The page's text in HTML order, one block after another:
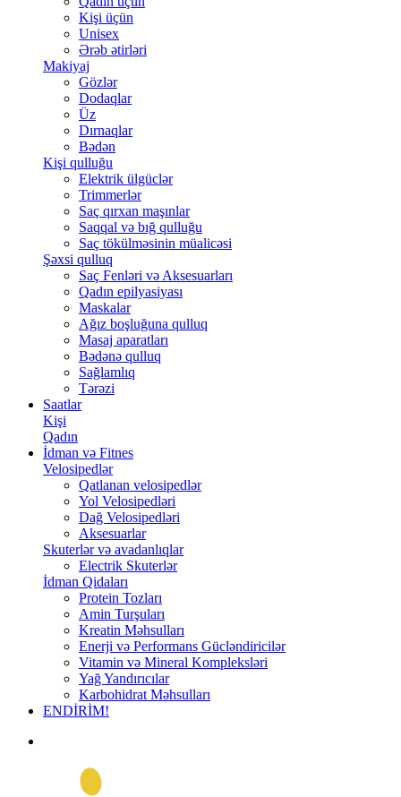
Kişi üçün
Unisex
Ərəb ətirləri
Makiyaj
Gözlər
Dodaqlar
Üz
Dırnaqlar
Bədən
Kişi qulluğu
Elektrik ülgüclər
Trimmerlər
Saç qırxan maşınlar
Saqqal və bığ qulluğu
Saç tökülməsinin müalicəsi
Şəxsi qulluq
Saç Fenləri və Aksesuarları
Qadın epilyasiyası
Maskalar
Ağız boşluğuna qulluq
Masaj aparatları
Bədənə qulluq
Sağlamlıq
Tərəzi
Saatlar
Kişi
Qadın
İdman və Fitnes
Velosipedlər
Qatlanan velosipedlər
Yol Velosipedləri
Dağ Velosipedləri
Aksesuarlar
Skuterlər və avadanlıqlar
Electrik Skuterlər
İdman Qidaları
Protein Tozları
Amin Turşuları
Kreatin Məhsulları
Enerji və Performans Gücləndiricilər
Vitamin və Mineral Kompleksləri
Yağ Yandırıcılar
Karbohidrat Məhsulları
ENDİRİM!